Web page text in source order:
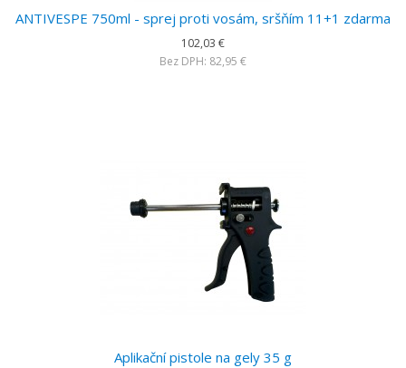
ANTIVESPE 750ml - sprej proti vosám, sršňím 11+1 zdarma
102,03 €
Bez DPH: 82,95 €
Aplikační pistole na gely 35 g